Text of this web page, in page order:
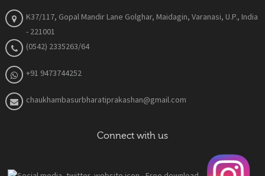
K37/117, Gopal Mandir Lane Golghar, Maidagin, Varanasi, U.P., India
- 221001
(0542) 2335263/64
+91 9473744252
chaukhambasurbharatiprakashan@gmail.com
Connect with us